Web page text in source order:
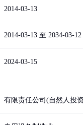
2014-03-13
2014-03-13 至 2034-03-12
2024-03-15
有限责任公司(自然人投